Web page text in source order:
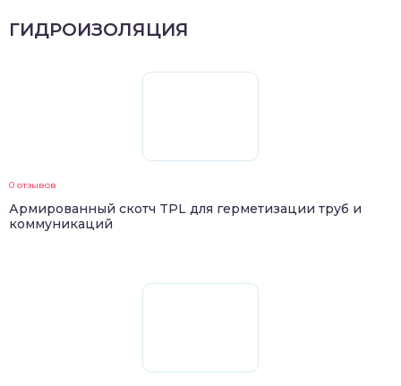
ГИДРОИЗОЛЯЦИЯ
0 отзывов
Армированный скотч TPL для герметизации труб и
коммуникаций